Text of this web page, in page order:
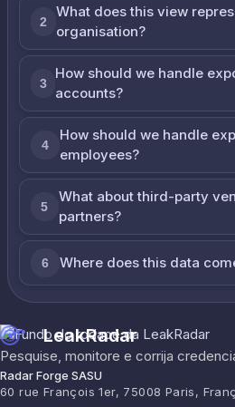
2
What does this view
organisation?
3
How should we handle
accounts?
4
How should we handle
employees?
5
What about third-party
partners?
6 Where does this data
LeakRadar
Pesquise, monitore e corrija
Radar Forge SASU
60 rue François 1er, 75008 Paris,